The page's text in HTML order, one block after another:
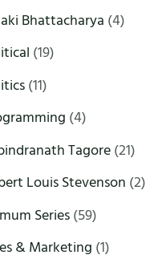
Bhattacharya (4)
(19)
(11)
(4)
Tagore(21)
Louis Stevenson (2)
Series(59)
& Marketing (1)